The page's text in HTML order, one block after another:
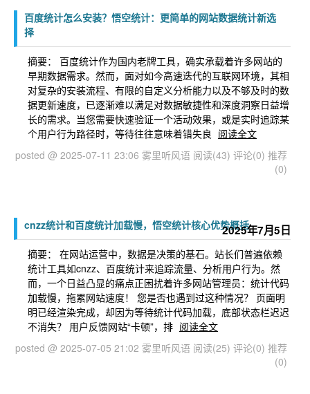
百度统计怎么安装？悟空统计：更简单的网站数据统计新选
择
摘要： 百度统计作为国内老牌工具，确实承载着许多网站的
早期数据需求。然而，面对如今高速迭代的互联网环境，其相
对复杂的安装流程、有限的自定义分析能力以及不够及时的数
据更新速度，已逐渐难以满足对数据敏捷性和深度洞察日益增
长的需求。当您需要快速验证一个活动效果，或是实时追踪某
个用户行为路径时，等待往往意味着错失良 阅读全文
posted @ 2025-07-11 23:06 雾里听风语 阅读(43) 评论(0) 推荐
(0)
2025年7月5日
cnzz统计和百度统计加载慢，悟空统计核心优势概括
摘要： 在网站运营中，数据是决策的基石。站长们普遍依赖
统计工具如cnzz、百度统计来追踪流量、分析用户行为。然
而，一个日益凸显的痛点正困扰着许多网站管理员：统计代码
加载慢，拖累网站速度！ 您是否也遇到过这种情况？ 页面明
明已经渲染完成，却因为等待统计代码加载，底部状态栏迟迟
不消失？ 用户反馈网站“卡顿”，排 阅读全文
posted @ 2025-07-05 21:02 雾里听风语 阅读(25) 评论(0) 推荐
(0)